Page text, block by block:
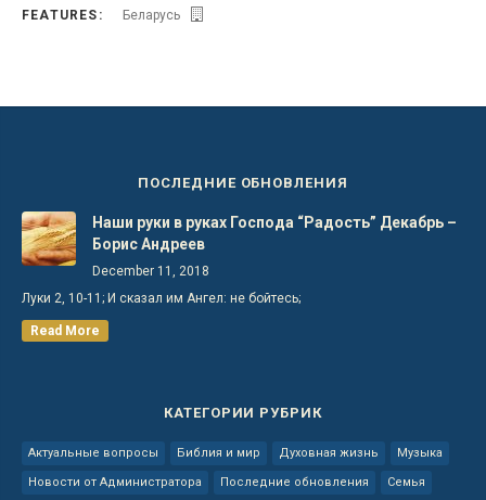
FEATURES:
Беларусь
ПОСЛЕДНИЕ ОБНОВЛЕНИЯ
Наши руки в руках Господа “Радость” Декабрь –
Борис Андреев
December 11, 2018
Луки 2, 10-11; И сказал им Ангел: не бойтесь;
Read More
КАТЕГОРИИ РУБРИК
Актуальные вопросы Библия и мир Духовная жизнь Музыка
Новости от Администратора Последние обновления Семья